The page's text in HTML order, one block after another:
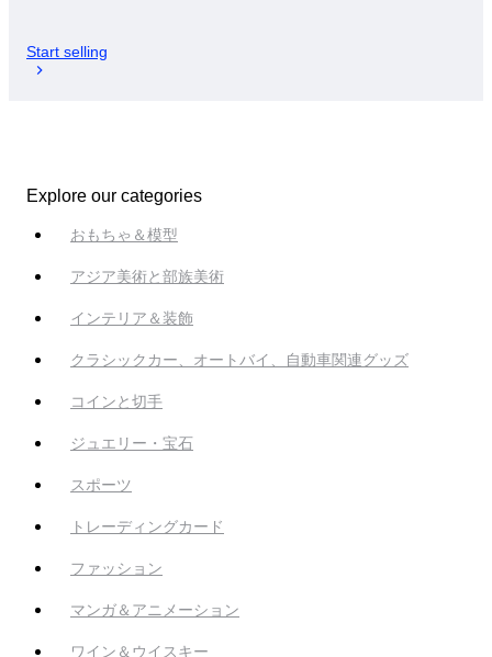
Start selling
Explore our categories
おもちゃ＆模型
アジア美術と部族美術
インテリア＆装飾
クラシックカー、オートバイ、自動車関連グッズ
コインと切手
ジュエリー・宝石
スポーツ
トレーディングカード
ファッション
マンガ＆アニメーション
ワイン＆ウイスキー